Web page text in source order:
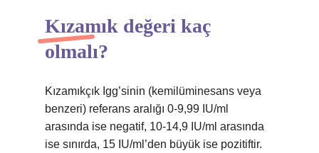
Kızamık değeri kaç
olmalı?
Kızamıkçık Igg’sinin (kemilüminesans veya
benzeri) referans aralığı 0-9,99 IU/ml
arasında ise negatif, 10-14,9 IU/ml arasında
ise sınırda, 15 IU/ml’den büyük ise pozitiftir.